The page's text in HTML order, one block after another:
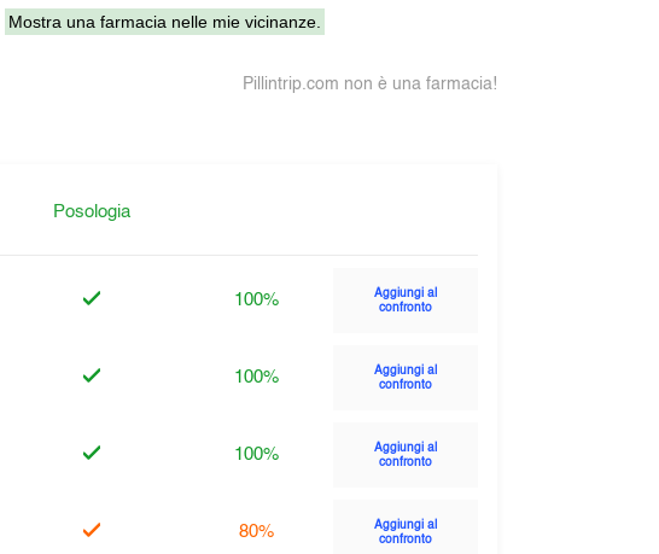
Mostra una farmacia nelle mie vicinanze.
Pillintrip.com non è una farmacia!
Posologia
100%
Aggiungi al
confronto
100%
Aggiungi al
confronto
100%
Aggiungi al
confronto
80%
Aggiungi al
confronto